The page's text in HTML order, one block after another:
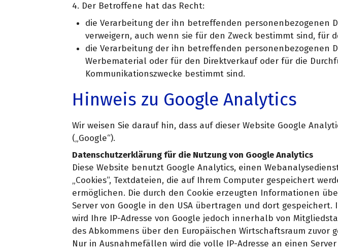
4. Der Betroffene hat das Recht:
die Verarbeitung der ihn betreffenden personenbezogenen
verweigern, auch wenn sie für den Zweck bestimmt sind, für
die Verarbeitung der ihn betreffenden personenbezogenen
Werbematerial oder für den Direktverkauf oder für die
Kommunikationszwecke bestimmt sind.
Hinweis zu Google Analytics
Wir weisen Sie darauf hin, dass auf dieser Website Google
(„Google“).
Datenschutzerklärung für die Nutzung von Google Analytics
Diese Website benutzt Google Analytics, einen
„Cookies“, Textdateien, die auf Ihrem Computer gespeichert
ermöglichen. Die durch den Cookie erzeugten Informationen
Server von Google in den USA übertragen und dort
wird Ihre IP-Adresse von Google jedoch innerhalb von
des Abkommens über den Europäischen Wirtschaftsraum zuvor
Nur in Ausnahmefällen wird die volle IP-Adresse an einen